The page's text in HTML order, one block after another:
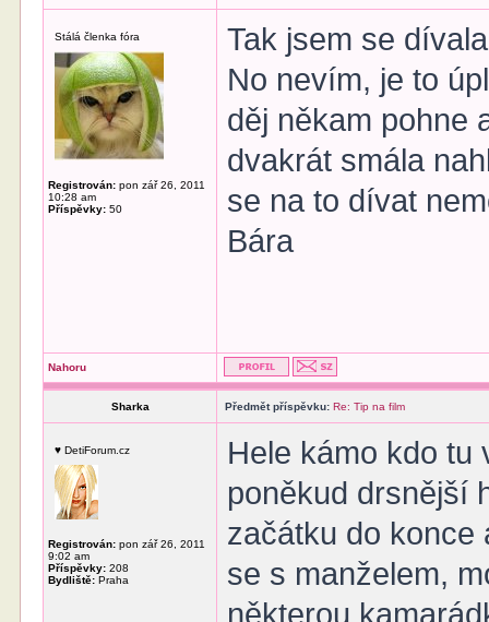
Stálá členka fóra
Registrován: pon zář 26, 2011
10:28 am
Příspěvky: 50
Tak jsem se
No nevím, je to
děj někam pohne
dvakrát smála
se na to dívat
Bára
Nahoru
Sharka Předmět příspěvku: Re: Tip na film
♥ DetiForum.cz
Registrován: pon zář 26, 2011
9:02 am
Příspěvky: 208
Bydliště: Praha
Hele kámo kdo tu
poněkud drsnější
začátku do konce
se s manželem,
některou